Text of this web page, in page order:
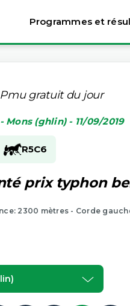
Programmes et
gratuit du jour
Mons (ghlin) - 11/09/2019
R5C6
prix typhon
2300 mètres - Corde